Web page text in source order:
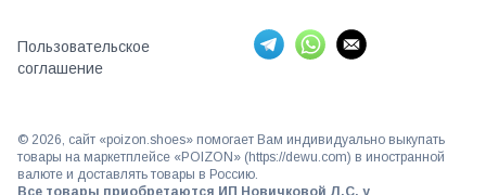
Пользовательское
соглашение
© 2026, сайт «poizon.shoes» помогает Вам индивидуально выкупать
товары на маркетплейсе «POIZON» (https://dewu.com) в иностранной
валюте и доставлять товары в Россию.